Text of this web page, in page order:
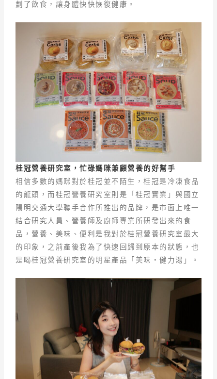
劃了飲食，讓身體快快恢復健康。
桂冠營養研究室，忙碌媽咪兼顧營養的好幫手
相信多數的媽咪對於桂冠並不陌生，桂冠是冷凍食品
的龍頭，而桂冠營養研究室則是「桂冠實業」與國立
陽明交通大學聯手合作所推出的品牌，是市面上唯一
結合研究人員、營養師及廚師專業所研發出來的食
品，營養、美味、便利是我對於桂冠營養研究室最大
的印象，之前產後我為了快速回歸到原本的狀態，也
是喝桂冠營養研究室的明星產品「美味・健力湯」。